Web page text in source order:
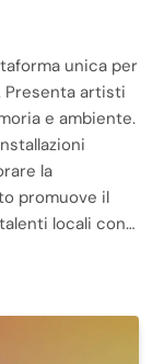
unica per
Presenta artisti
e ambiente.
la
promuove il
locali con…